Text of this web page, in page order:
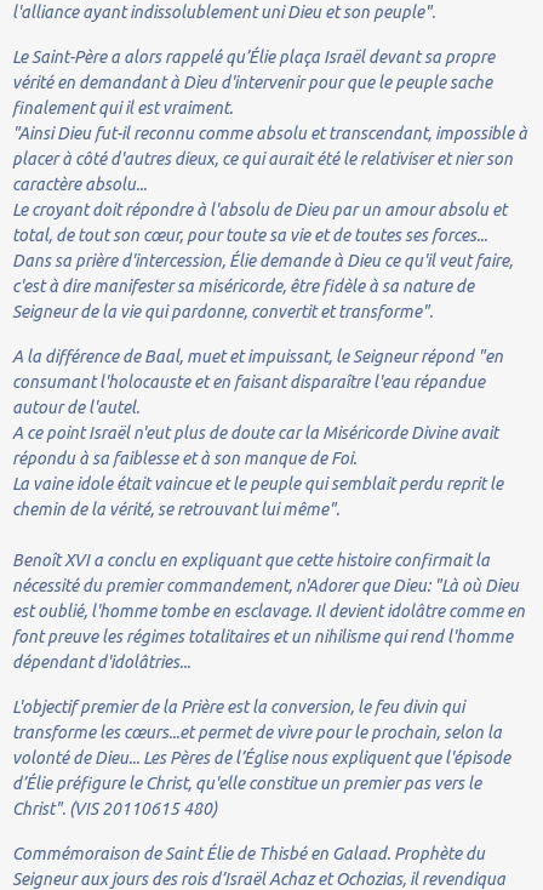
l'alliance ayant indissolublement uni Dieu et son peuple".
Le Saint-Père a alors rappelé qu’Élie plaça Israël devant sa propre
vérité en demandant à Dieu d'intervenir pour que le peuple sache
finalement qui il est vraiment.
"Ainsi Dieu fut-il reconnu comme absolu et transcendant, impossible à
placer à côté d'autres dieux, ce qui aurait été le relativiser et nier son
caractère absolu...
Le croyant doit répondre à l'absolu de Dieu par un amour absolu et
total, de tout son cœur, pour toute sa vie et de toutes ses forces...
Dans sa prière d'intercession, Élie demande à Dieu ce qu'il veut faire,
c'est à dire manifester sa miséricorde, être fidèle à sa nature de
Seigneur de la vie qui pardonne, convertit et transforme".
A la différence de Baal, muet et impuissant, le Seigneur répond "en
consumant l'holocauste et en faisant disparaître l'eau répandue
autour de l'autel.
A ce point Israël n'eut plus de doute car la Miséricorde Divine avait
répondu à sa faiblesse et à son manque de Foi.
La vaine idole était vaincue et le peuple qui semblait perdu reprit le
chemin de la vérité, se retrouvant lui même".
Benoît XVI a conclu en expliquant que cette histoire confirmait la
nécessité du premier commandement, n'Adorer que Dieu: "Là où Dieu
est oublié, l'homme tombe en esclavage. Il devient idolâtre comme en
font preuve les régimes totalitaires et un nihilisme qui rend l'homme
dépendant d'idolâtries...
L'objectif premier de la Prière est la conversion, le feu divin qui
transforme les cœurs...et permet de vivre pour le prochain, selon la
volonté de Dieu... Les Pères de l’Église nous expliquent que l'épisode
d’Élie préfigure le Christ, qu'elle constitue un premier pas vers le
Christ". (VIS 20110615 480)
Commémoraison de Saint Élie de Thisbé en Galaad. Prophète du
Seigneur aux jours des rois d’Israël Achaz et Ochozias, il revendiqua